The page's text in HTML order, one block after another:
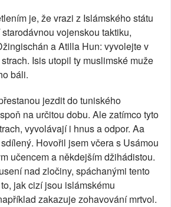
je, že vrazi z Islámského státu
vojenskou taktiku,
a Atilla Hun: vyvolejte v
Isis utopil ty muslimské muže
báli.
jezdit do tuniského
na určitou dobu. Ale zatímco tyto
vyvolávají i hnus a odpor. Aa
Hovořil jsem včera s Usámou
učencem a někdejším džihádistou.
nad zločiny, spáchanými tento
jak cizí jsou islámskému
zakazuje zohavování mrtvol.